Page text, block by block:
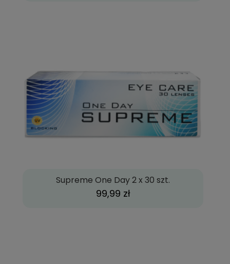
Supreme One Day 2 x 30 szt.
99,99 zł